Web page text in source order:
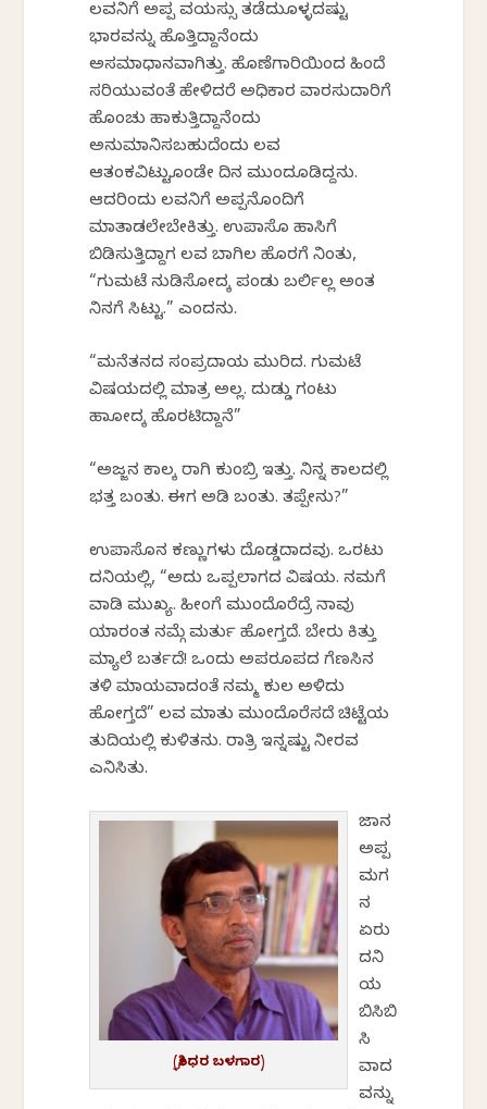
ಲವನಿಗೆ ಅಪ್ಪ ವಯಸ್ಸು ತಡೆದುಕೊಳ್ಳದಷ್ಟು
ಭಾರವನ್ನು ಹೊತ್ತಿದ್ದಾನೆಂದು
ಅಸಮಾಧಾನವಾಗಿತ್ತು. ಹೊಣೆಗಾರಿಕೆಯಿಂದ ಹಿಂದೆ
ಸರಿಯುವಂತೆ ಹೇಳಿದರೆ ಅಧಿಕಾರ ವಾರಸುದಾರಿಕೆಗೆ
ಹೊಂಚು ಹಾಕುತ್ತಿದ್ದಾನೆಂದು
ಅನುಮಾನಿಸಬಹುದೆಂದು ಲವ
ಆತಂಕವಿಟ್ಟುಕೊಂಡೇ ದಿನ ಮುಂದೂಡಿದ್ದನು.
ಆದರಿಂದು ಲವನಿಗೆ ಅಪ್ಪನೊಂದಿಗೆ
ಮಾತಾಡಲೇಬೇಕಿತ್ತು. ಉಪಾಸೊ ಹಾಸಿಗೆ
ಬಿಡಿಸುತ್ತಿದ್ದಾಗ ಲವ ಬಾಗಿಲ ಹೊರಗೆ ನಿಂತು,
“ಗುಮಟೆ ನುಡಿಸೋದಕ್ಕೆ ಪಂಡು ಬರ್ಲಿಲ್ಲ ಅಂತ
ನಿನಗೆ ಸಿಟ್ಟು.” ಎಂದನು.
“ಮನೆತನದ ಸಂಪ್ರದಾಯ ಮುರಿದ. ಗುಮಟೆ
ವಿಷಯದಲ್ಲಿ ಮಾತ್ರ ಅಲ್ಲ. ದುಡ್ಡು ಗಂಟು
ಹಾಕೋದಕ್ಕೆ ಹೊರಟಿದ್ದಾನೆ”
“ಅಜ್ಜನ ಕಾಲಕ್ಕೆ ರಾಗಿ ಕುಂಬ್ರಿ ಇತ್ತು. ನಿನ್ನ ಕಾಲದಲ್ಲಿ
ಭತ್ತ ಬಂತು. ಈಗ ಅಡಿಕೆ ಬಂತು. ತಪ್ಪೇನು?”
ಉಪಾಸೊನ ಕಣ್ಣುಗಳು ದೊಡ್ಡದಾದವು. ಒರಟು
ದನಿಯಲ್ಲಿ, “ಅದು ಒಪ್ಪಲಾಗದ ವಿಷಯ. ನಮಗೆ
ವಾಡಿಕೆ ಮುಖ್ಯ. ಹೀಂಗೆ ಮುಂದೊರೆದ್ರೆ ನಾವು
ಯಾರಂತ ನಮ್ಗೆ ಮರ್ತು ಹೋಗ್ತದೆ. ಬೇರು ಕಿತ್ತು
ಮ್ಯಾಲೆ ಬರ್ತದೆ! ಒಂದು ಅಪರೂಪದ ಗೆಣಸಿನ
ತಳಿ ಮಾಯವಾದಂತೆ ನಮ್ಮ ಕುಲ ಅಳಿದು
ಹೋಗ್ತದೆ” ಲವ ಮಾತು ಮುಂದೊರೆಸದೆ ಚಿಟ್ಟೆಯ
ತುದಿಯಲ್ಲಿ ಕುಳಿತನು. ರಾತ್ರಿ ಇನ್ನಷ್ಟು ನೀರವ
ಎನಿಸಿತು.
(ಶ್ರೀಧರ ಬಳಗಾರ)
ಜಾನಕೆ
ಅಪ್ಪ
ಮಗ
ನ
ಏರು
ದನಿ
ಯ
ಬಿಸಿಬಿ
ಸಿ
ವಾದ
ವನ್ನು